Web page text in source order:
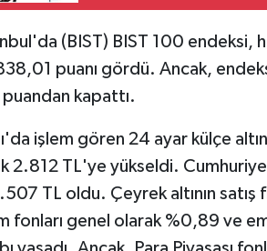
(BIST) BIST 100 endeksi,
puanı gördü. Ancak,
kapattı.
işlem gören 24 ayar külçe
2.812 TL'ye yükseldi. Cumhuriyet
TL oldu. Çeyrek altının
fonları genel olarak %0,89 ve